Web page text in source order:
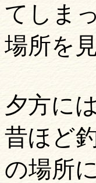
てしま
場所を
夕方に
昔ほど
の場所